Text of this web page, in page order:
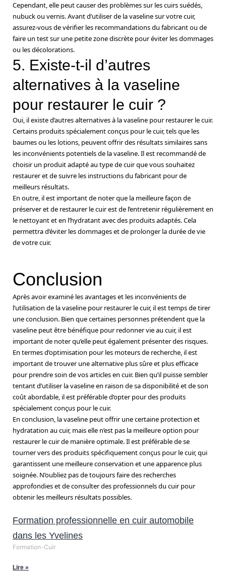
Cependant, elle peut causer des problèmes sur les cuirs suédés,
nubuck ou vernis. Avant d’utiliser de la vaseline sur votre cuir,
assurez-vous de vérifier les recommandations du fabricant ou de
faire un test sur une petite zone discrète pour éviter les dommages
ou les décolorations.
5. Existe-t-il d’autres
alternatives à la vaseline
pour restaurer le cuir ?
Oui, il existe d’autres alternatives à la vaseline pour restaurer le cuir.
Certains produits spécialement conçus pour le cuir, tels que les
baumes ou les lotions, peuvent offrir des résultats similaires sans
les inconvénients potentiels de la vaseline. Il est recommandé de
choisir un produit adapté au type de cuir que vous souhaitez
restaurer et de suivre les instructions du fabricant pour de
meilleurs résultats.
En outre, il est important de noter que la meilleure façon de
préserver et de restaurer le cuir est de l’entretenir régulièrement en
le nettoyant et en l’hydratant avec des produits adaptés. Cela
permettra d’éviter les dommages et de prolonger la durée de vie
de votre cuir.
Conclusion
Après avoir examiné les avantages et les inconvénients de
l’utilisation de la vaseline pour restaurer le cuir, il est temps de tirer
une conclusion. Bien que certaines personnes prétendent que la
vaseline peut être bénéfique pour redonner vie au cuir, il est
important de noter qu’elle peut également présenter des risques.
En termes d’optimisation pour les moteurs de recherche, il est
important de trouver une alternative plus sûre et plus efficace
pour prendre soin de vos articles en cuir. Bien qu’il puisse sembler
tentant d’utiliser la vaseline en raison de sa disponibilité et de son
coût abordable, il est préférable d’opter pour des produits
spécialement conçus pour le cuir.
En conclusion, la vaseline peut offrir une certaine protection et
hydratation au cuir, mais elle n’est pas la meilleure option pour
restaurer le cuir de manière optimale. Il est préférable de se
tourner vers des produits spécifiquement conçus pour le cuir, qui
garantissent une meilleure conservation et une apparence plus
soignée. N’oubliez pas de toujours faire des recherches
approfondies et de consulter des professionnels du cuir pour
obtenir les meilleurs résultats possibles.
Formation professionnelle en cuir automobile
dans les Yvelines
Formation-Cuir
Lire »